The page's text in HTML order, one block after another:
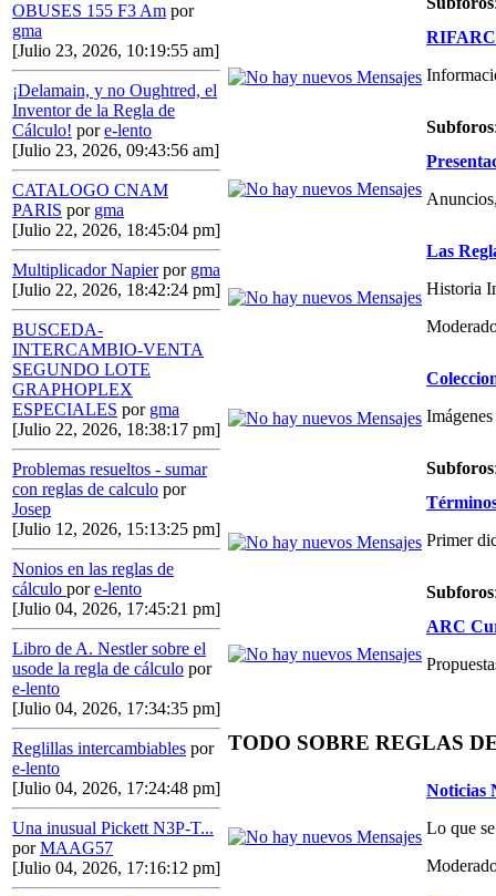
OBUSES 155 F3 Am por
gma
[Julio 23, 2026, 10:19:55 am]
¡Delamain, y no Oughtred, el
Inventor de la Regla de
Cálculo! pore-lento
[Julio 23, 2026, 09:43:56 am]
CATALOGO CNAM
PARIS por gma
[Julio 22, 2026, 18:45:04 pm]
Multiplicador Napier por gma
[Julio 22, 2026, 18:42:24 pm]
BUSCEDA-
INTERCAMBIO-VENTA
SEGUNDO LOTE
GRAPHOPLEX
ESPECIALES por gma
[Julio 22, 2026, 18:38:17 pm]
Problemas resueltos - sumar
con reglas de calculo por
Josep
[Julio 12, 2026, 15:13:25 pm]
Nonios en las reglas de
cálculo pore-lento
[Julio 04, 2026, 17:45:21 pm]
Libro de A. Nestler sobre el
usode la regla de cálculo por
e-lento
[Julio 04, 2026, 17:34:35 pm]
Reglillas intercambiables por
e-lento
[Julio 04, 2026, 17:24:48 pm]
Una inusual Pickett N3P-T...
porMAAG57
[Julio 04, 2026, 17:16:12 pm]
Subforos
Las
Historia
Subforos
Primer
Subforos
ARC
TODO SOBRE REGLAS
Noticias
Lo que